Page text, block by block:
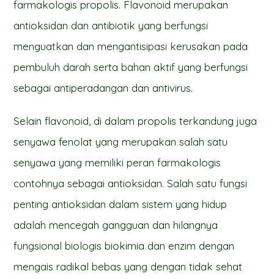
farmakologis propolis. Flavonoid merupakan
antioksidan dan antibiotik yang berfungsi
menguatkan dan mengantisipasi kerusakan pada
pembuluh darah serta bahan aktif yang berfungsi
sebagai antiperadangan dan antivirus.
Selain flavonoid, di dalam propolis terkandung juga
senyawa fenolat yang merupakan salah satu
senyawa yang memiliki peran farmakologis
contohnya sebagai antioksidan. Salah satu fungsi
penting antioksidan dalam sistem yang hidup
adalah mencegah gangguan dan hilangnya
fungsional biologis biokimia dan enzim dengan
mengais radikal bebas yang dengan tidak sehat